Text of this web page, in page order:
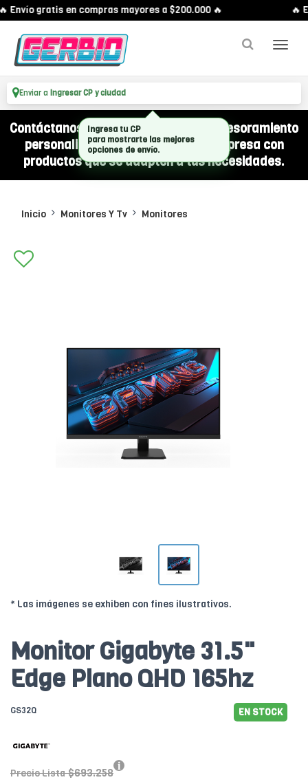
Envío gratis en compras mayores a $200.000 🔥 🔥
Enviar a Ingresar CP y ciudad
Contáctanos por WhatsApp y recibí asesoramiento
personalizado para equipar a tu empresa con
productos que se adapten a tus necesidades.
Inicio Monitores Y Tv Monitores
* Las imágenes se exhiben con fines ilustrativos.
Monitor Gigabyte 31.5"
Edge Plano QHD 165hz
GS32Q EN STOCK
Precio Lista $693.258
Ingresa tu CP
para mostrarte las mejores
opciones de envío.